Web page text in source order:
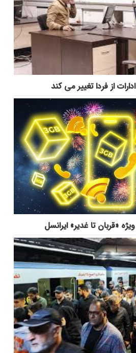
از فردا تغییر می کند
«قربان تا غدیر» ایرانسل